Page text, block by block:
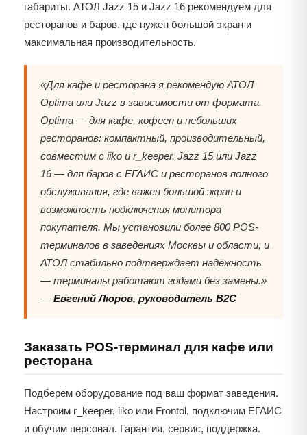
габариты. АТОЛ Jazz 15 и Jazz 16 рекомендуем для
ресторанов и баров, где нужен большой экран и
максимальная производительность.
«Для кафе и ресторана я рекомендую АТОЛ
Optima или Jazz в зависимости от формата.
Optima — для кафе, кофеен и небольших
ресторанов: компактный, производительный,
совместим с iiko и r_keeper. Jazz 15 или Jazz
16 — для баров с ЕГАИС и ресторанов полного
обслуживания, где важен большой экран и
возможность подключения монитора
покупателя. Мы установили более 800 POS-
терминалов в заведениях Москвы и области, и
АТОЛ стабильно подтверждает надёжность
— терминалы работают годами без замены.»
— Евгений Люров, руководитель B2C
Заказать POS-терминал для кафе или
ресторана
Подберём оборудование под ваш формат заведения.
Настроим r_keeper, iiko или Frontol, подключим ЕГАИС
и обучим персонал. Гарантия, сервис, поддержка.